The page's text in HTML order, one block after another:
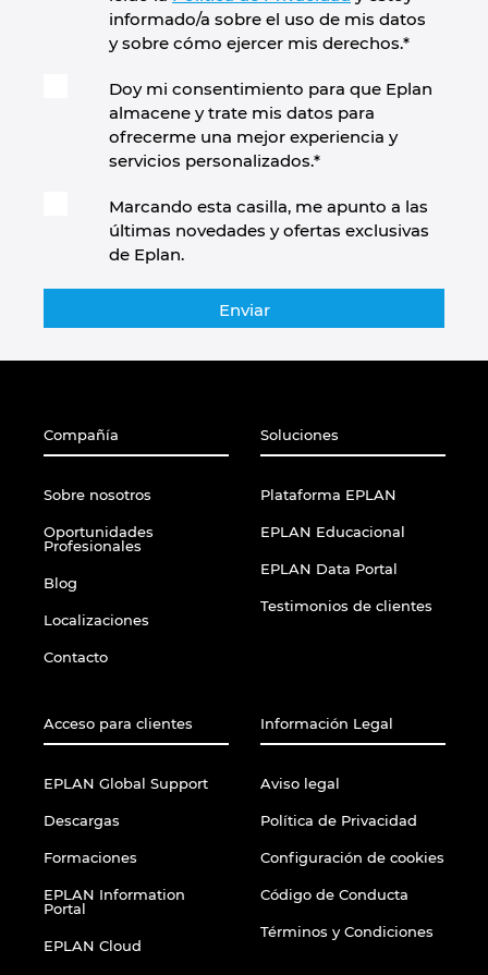
informado/a sobre el uso de mis datos
y sobre cómo ejercer mis derechos.*
Doy mi consentimiento para que Eplan
almacene y trate mis datos para
ofrecerme una mejor experiencia y
servicios personalizados.*
Marcando esta casilla, me apunto a las
últimas novedades y ofertas exclusivas
de Eplan.
Compañía
Sobre nosotros
Oportunidades
Profesionales
Blog
Localizaciones
Contacto
Soluciones
Plataforma EPLAN
EPLAN Educacional
EPLAN Data Portal
Testimonios de clientes
Acceso para clientes
EPLAN Global Support
Descargas
Formaciones
EPLAN Information
Portal
EPLAN Cloud
Información Legal
Aviso legal
Política de Privacidad
Configuración de cookies
Código de Conducta
Términos y Condiciones